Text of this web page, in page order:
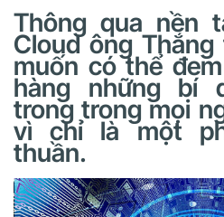
Thông qua nền
Cloud ông
muốn có thể
hàng những bí
trong trong mọi
vì chỉ là một
thuần.